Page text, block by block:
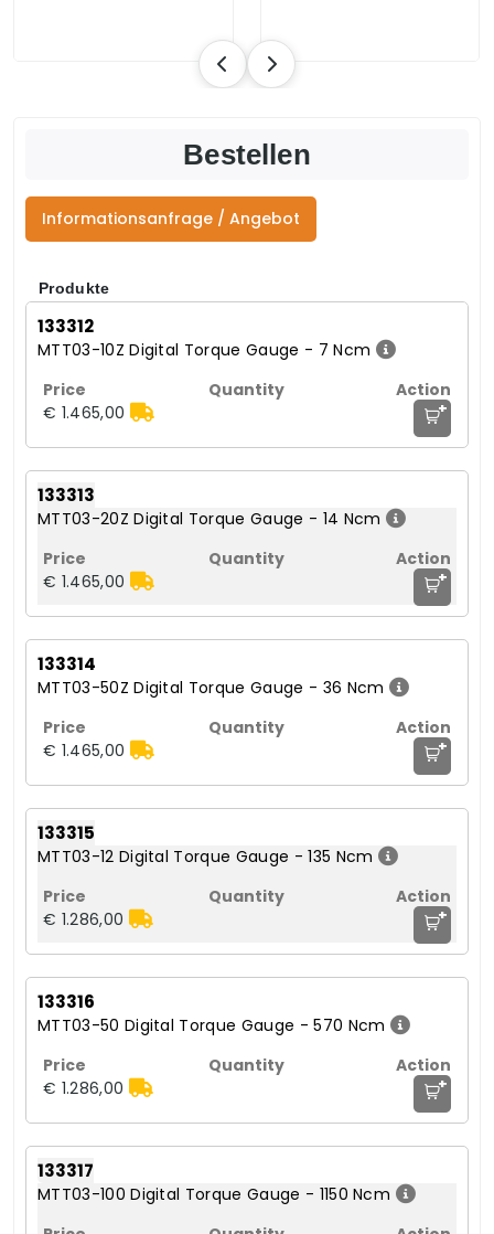
Bestellen
Informationsanfrage / Angebot
Produkte
133312
MTT03-10Z Digital Torque Gauge - 7 Ncm
€ 1.465,00 +
133313
MTT03-20Z Digital Torque Gauge - 14 Ncm
€ 1.465,00 +
133314
MTT03-50Z Digital Torque Gauge - 36 Ncm
€ 1.465,00 +
133315
MTT03-12 Digital Torque Gauge - 135 Ncm
€ 1.286,00 +
133316
MTT03-50 Digital Torque Gauge - 570 Ncm
€ 1.286,00 +
133317
MTT03-100 Digital Torque Gauge - 1150 Ncm